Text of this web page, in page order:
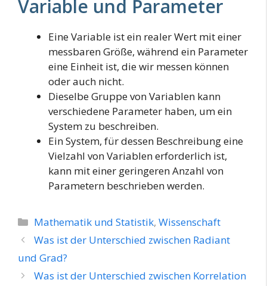
Variable und Parameter
Eine Variable ist ein realer Wert mit einer
messbaren Größe, während ein Parameter
eine Einheit ist, die wir messen können
oder auch nicht.
Dieselbe Gruppe von Variablen kann
verschiedene Parameter haben, um ein
System zu beschreiben.
Ein System, für dessen Beschreibung eine
Vielzahl von Variablen erforderlich ist,
kann mit einer geringeren Anzahl von
Parametern beschrieben werden.
Kategorien
Mathematik und Statistik,Wissenschaft
Was ist der Unterschied zwischen Radiant
und Grad?
Was ist der Unterschied zwischen Korrelation